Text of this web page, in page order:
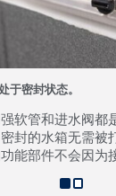
于密封状态。
软管和进水阀都
封的水箱无需被
能部件不会因为